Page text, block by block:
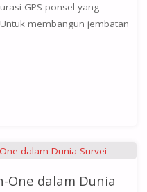
GPS ponsel yang
membangun jembatan
One dalam Dunia